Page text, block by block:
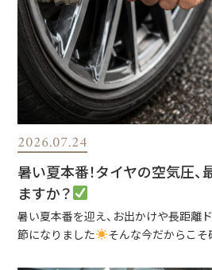
2026.07.24
暑い夏本番！タイヤの空気圧
ますか？
暑い夏本番を迎え、お出かけや長距離
節になりました
そんな今だからこそ